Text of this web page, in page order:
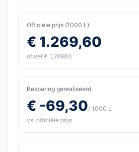
Officiële prijs (1000 L)
€ 1.269,60
ofwel € 1,2696/L
Besparing gerealiseerd
€ -69,30/ 1000 L
vs. officiële prijs